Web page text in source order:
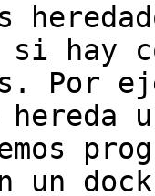
si hay
Por
hereda
un